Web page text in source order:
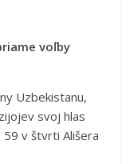
voľby
Uzbekistanu,
svoj hlas
v štvrti Ališera